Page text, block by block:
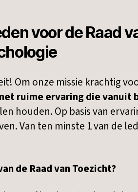
voor de Raad
Om onze missie krachtig
ruime ervaring die vanuit
houden. Op basis van
Van ten minste 1 van de
de Raad van Toezicht?